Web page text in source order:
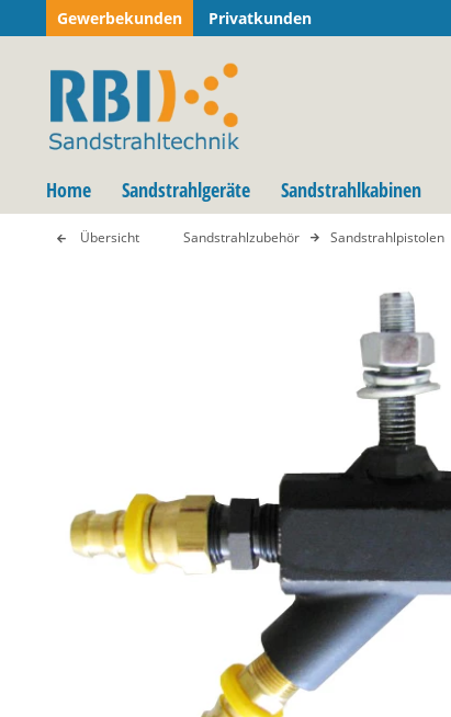
Gewerbekunden Privatkunden
Home Sandstrahlgeräte Sandstrahlkabinen
Übersicht Sandstrahlzubehör Sandstrahlpistolen